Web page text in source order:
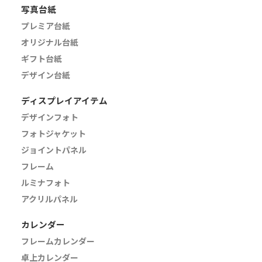
写真台紙
プレミア台紙
オリジナル台紙
ギフト台紙
デザイン台紙
ディスプレイアイテム
デザインフォト
フォトジャケット
ジョイントパネル
フレーム
ルミナフォト
アクリルパネル
カレンダー
フレームカレンダー
卓上カレンダー